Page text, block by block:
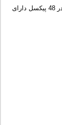
صفحه نمایش sangoma S300 IP PHONE با ابعاد 132 در 48 پیکسل دارای